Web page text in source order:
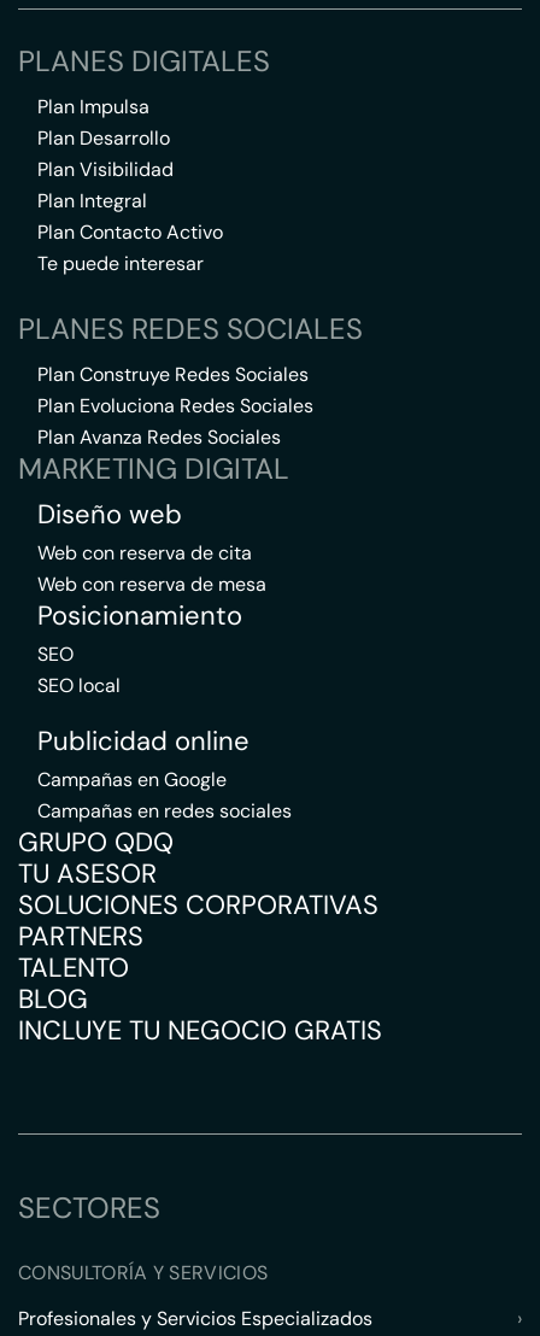
PLANES DIGITALES
Plan Impulsa
Plan Desarrollo
Plan Visibilidad
Plan Integral
Plan Contacto Activo
Te puede interesar
PLANES REDES SOCIALES
Plan Construye Redes Sociales
Plan Evoluciona Redes Sociales
Plan Avanza Redes Sociales
MARKETING DIGITAL
Diseño web
Web con reserva de cita
Web con reserva de mesa
Posicionamiento
SEO
SEO local
Publicidad online
Campañas en Google
Campañas en redes sociales
GRUPO QDQ
TU ASESOR
SOLUCIONES CORPORATIVAS
PARTNERS
TALENTO
BLOG
INCLUYE TU NEGOCIO GRATIS
SECTORES
CONSULTORÍA Y SERVICIOS
Profesionales y Servicios Especializados
›